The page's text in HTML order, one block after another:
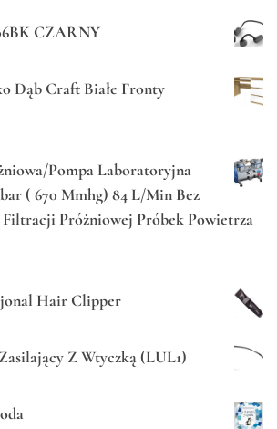
CZARNY
Dąb Craft Białe Fronty
Pompa Laboratoryjna
( 670 Mmhg) 84 L/Min Bez
Próżniowej Próbek Powietrza
Hair Clipper
Z Wtyczką (LUL1)